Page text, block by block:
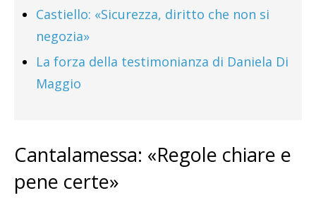
Castiello: «Sicurezza, diritto che non si
negozia»
La forza della testimonianza di Daniela Di
Maggio
Cantalamessa: «Regole chiare e
pene certe»